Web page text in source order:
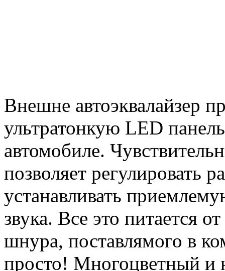
Внешне автоэквалайзер
ультратонкую LED
автомобиле.
позволяет регулировать
устанавливать
звука. Все это питается
шнура, поставлямого в
просто! Многоцветный и